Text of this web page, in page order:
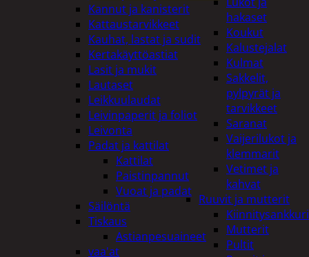
hakaset
Koukut
Kalustejalat
Kulmat
Sakkelit,
pylpyrät ja
tarvikkeet
Saranat
Vaijerilukot ja
klemmarit
Vetimet ja
kahvat
Ruuvit ja mutterit
Mutterit
Pultit
Kannut ja kanisterit
Kattaustarvikkeet
Kauhat, lastat ja sudit
Kertakäyttöastiat
Lasit ja mukit
Lautaset
Leikkuulaudat
Leivinpaperit ja foliot
Leivonta
Padat ja kattilat
Kattilat
Paistinpannut
Vuoat ja padat
Säilöntä
Tiskaus
Astianpesuaineet
vaa'at